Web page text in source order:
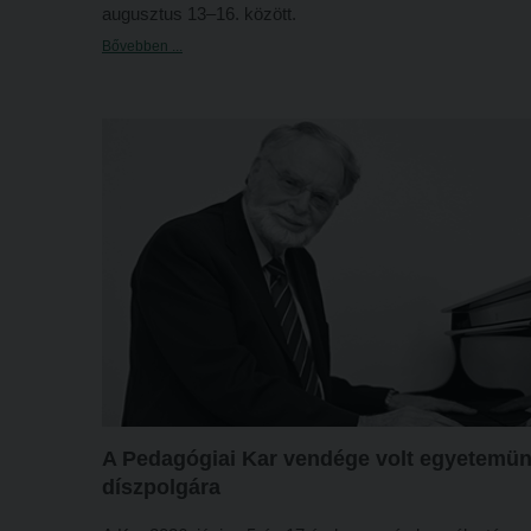
augusztus 13–16. között.
Bővebben ...
A Pedagógiai Kar vendége volt
díszpolgára